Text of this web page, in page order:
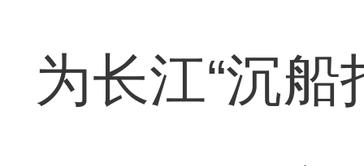
为长江“沉